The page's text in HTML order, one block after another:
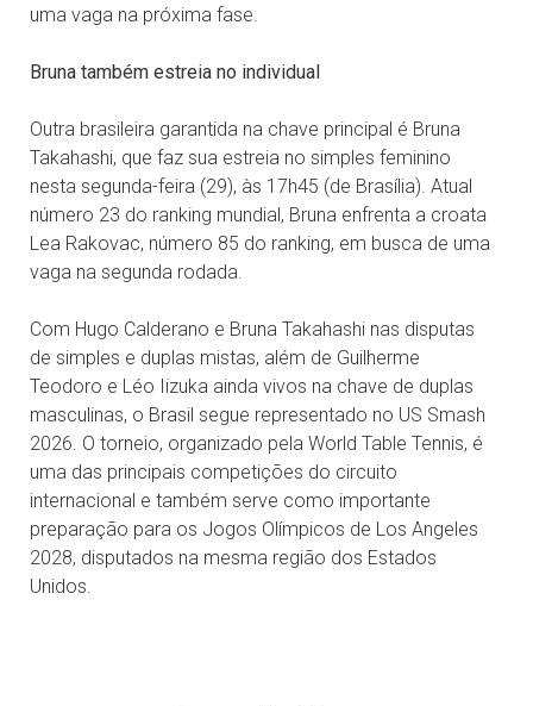
uma vaga na próxima fase.
Bruna também estreia no individual
Outra brasileira garantida na chave principal é Bruna
Takahashi, que faz sua estreia no simples feminino
nesta segunda-feira (29), às 17h45 (de Brasília). Atual
número 23 do ranking mundial, Bruna enfrenta a croata
Lea Rakovac, número 85 do ranking, em busca de uma
vaga na segunda rodada.
Com Hugo Calderano e Bruna Takahashi nas disputas
de simples e duplas mistas, além de Guilherme
Teodoro e Léo Iizuka ainda vivos na chave de duplas
masculinas, o Brasil segue representado no US Smash
2026. O torneio, organizado pela World Table Tennis, é
uma das principais competições do circuito
internacional e também serve como importante
preparação para os Jogos Olímpicos de Los Angeles
2028, disputados na mesma região dos Estados
Unidos.